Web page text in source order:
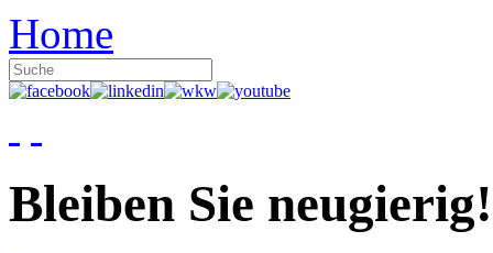
Home
Bleiben Sie neugierig!